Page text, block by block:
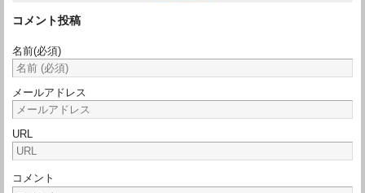
コメント投稿
名前(必須)
メールアドレス
URL
コメント